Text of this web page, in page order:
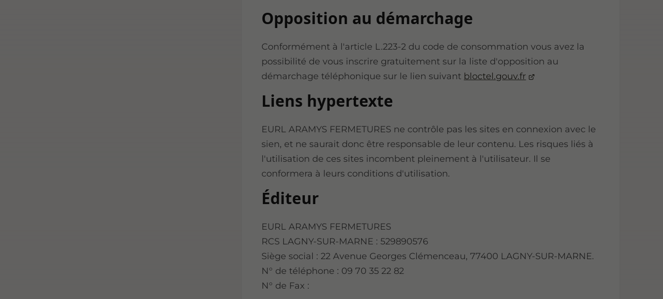
Opposition au démarchage
Conformément à l'article L.223-2 du code de consommation vous avez la
possibilité de vous inscrire gratuitement sur la liste d'opposition au
démarchage téléphonique sur le lien suivant bloctel.gouv.fr
Liens hypertexte
EURL ARAMYS FERMETURES ne contrôle pas les sites en connexion avec le
sien, et ne saurait donc être responsable de leur contenu. Les risques liés à
l'utilisation de ces sites incombent pleinement à l'utilisateur. Il se
conformera à leurs conditions d'utilisation.
Éditeur
EURL ARAMYS FERMETURES
RCS LAGNY-SUR-MARNE : 529890576
Siège social : 22 Avenue Georges Clémenceau, 77400 LAGNY-SUR-MARNE.
N° de téléphone : 09 70 35 22 82
N° de Fax :